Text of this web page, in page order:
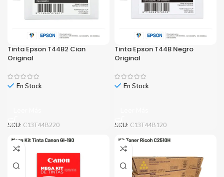
Tinta Epson T44B2 Cian
Original
En Stock
SKU: C13T44B220
Tinta Epson T44B Negro
Original
En Stock
SKU: C13T44B120